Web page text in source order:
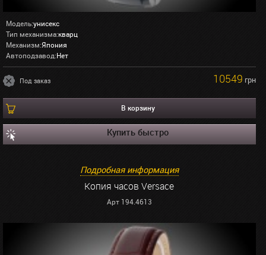
Модель:унисекс
Тип механизма:кварц
Механизм:Япония
Автоподзавод:Нет
Под заказ 10549 грн
В корзину
Купить быстро
Подробная информация
Копия часов Versace
Арт 194.4613